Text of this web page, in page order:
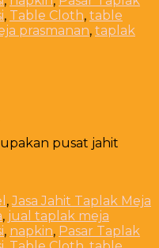
, Table Cloth, table
prasmanan, taplak
pusat jahit
,Jasa Jahit Taplak Meja
, jual taplak meja
, napkin, Pasar Taplak